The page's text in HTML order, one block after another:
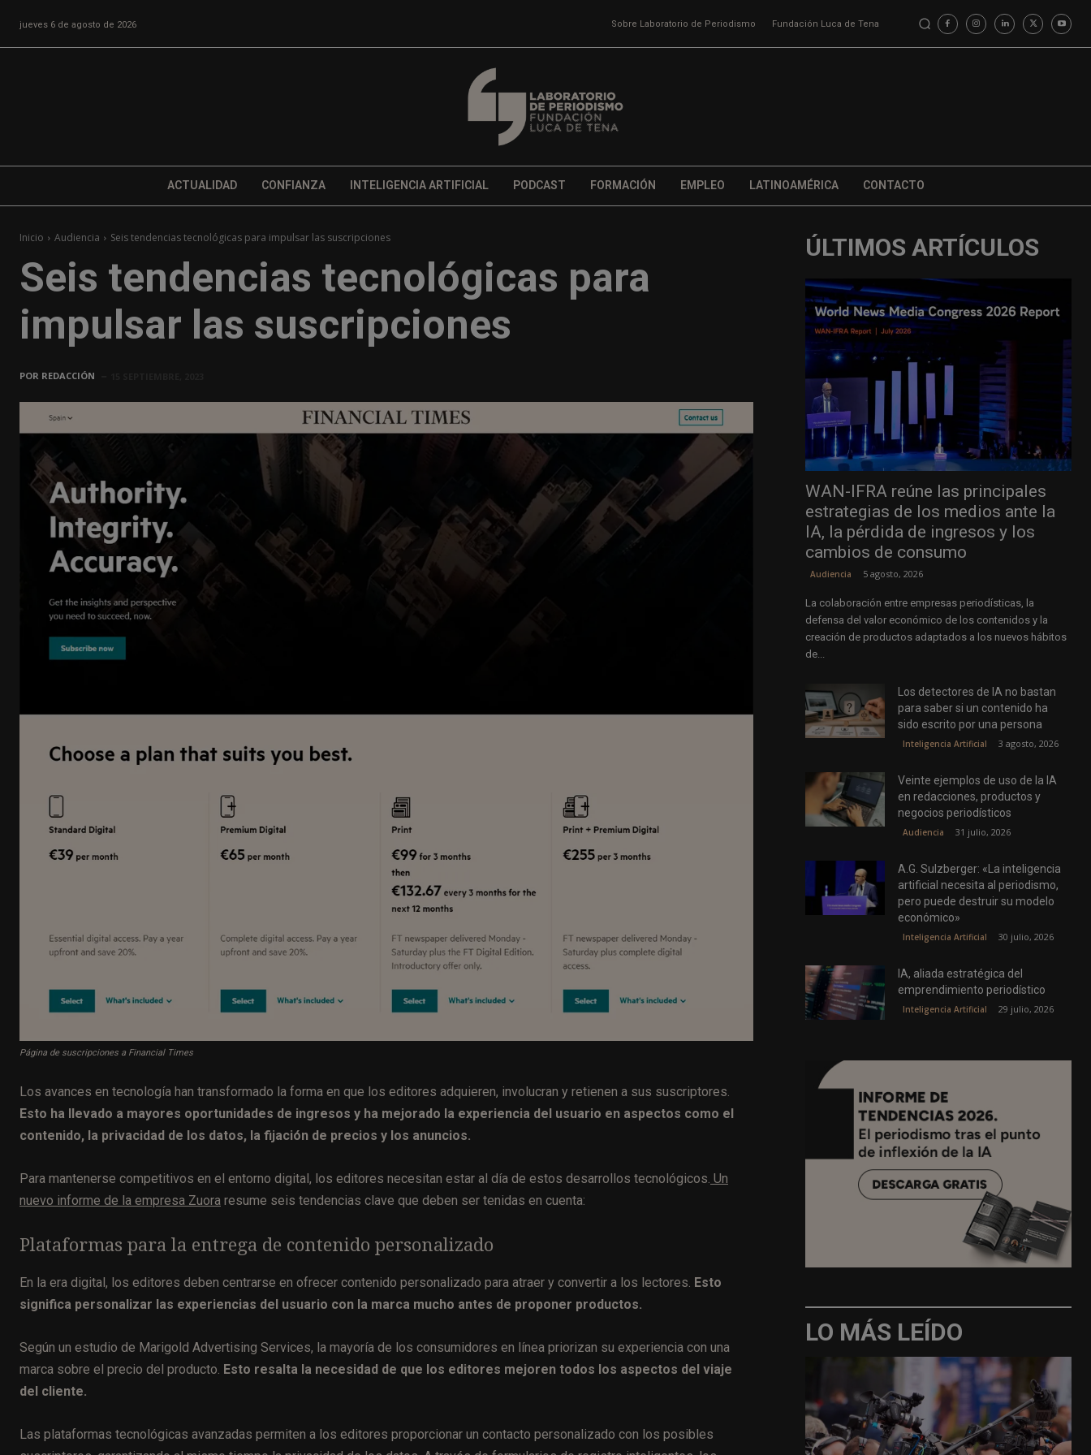
jueves 6 de agosto de 2026 Sobre Laboratorio de Periodismo Fundación Luca de Tena
ACTUALIDAD CONFIANZA INTELIGENCIA ARTIFICIAL PODCAST FORMACIÓN EMPLEO LATINOAMÉRICA CONTACTO
Inicio Audiencia Seis tendencias tecnológicas para impulsar las suscripciones
Seis tendencias tecnológicas para
impulsar las suscripciones
POR REDACCIÓN
Página de suscripciones a Financial Times
Los avances en tecnología han transformado la forma en que los editores adquieren, involucran y retienen a sus suscriptores.
Esto ha llevado a mayores oportunidades de ingresos y ha mejorado la experiencia del usuario en aspectos como el
contenido, la privacidad de los datos, la fijación de precios y los anuncios.
Para mantenerse competitivos en el entorno digital, los editores necesitan estar al día de estos desarrollos tecnológicos. Un
nuevo informe de la empresa Zuora resume seis tendencias clave que deben ser tenidas en cuenta:
Plataformas para la entrega de contenido personalizado
En la era digital, los editores deben centrarse en ofrecer contenido personalizado para atraer y convertir a los lectores. Esto
significa personalizar las experiencias del usuario con la marca mucho antes de proponer productos.
Según un estudio de Marigold Advertising Services, la mayoría de los consumidores en línea priorizan su experiencia con una
marca sobre el precio del producto. Esto resalta la necesidad de que los editores mejoren todos los aspectos del viaje
del cliente.
Las plataformas tecnológicas avanzadas permiten a los editores proporcionar un contacto personalizado con los posibles
ÚLTIMOS ARTÍCULOS
WAN-IFRA reúne las principales
estrategias de los medios ante la
IA, la pérdida de ingresos y los
cambios de consumo
Audiencia 5 agosto, 2026
La colaboración entre empresas periodísticas, la
defensa del valor económico de los contenidos y la
creación de productos adaptados a los nuevos hábitos
de...
Los detectores de IA no bastan
para saber si un contenido ha
sido escrito por una persona
Inteligencia Artificial 3 agosto, 2026
Veinte ejemplos de uso de la IA
en redacciones, productos y
negocios periodísticos
Audiencia 31 julio, 2026
A.G. Sulzberger: «La inteligencia
artificial necesita al periodismo,
pero puede destruir su modelo
económico»
Inteligencia Artificial 30 julio, 2026
IA, aliada estratégica del
emprendimiento periodístico
Inteligencia Artificial 29 julio, 2026
LO MÁS LEÍDO